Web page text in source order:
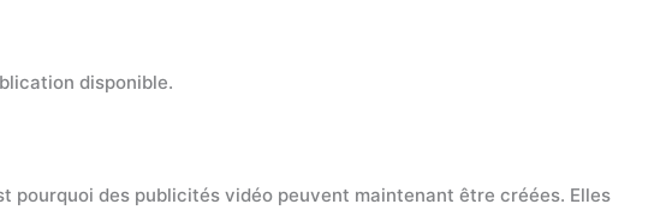
disponible.
pourquoi des publicités vidéo peuvent maintenant être créées. Elles